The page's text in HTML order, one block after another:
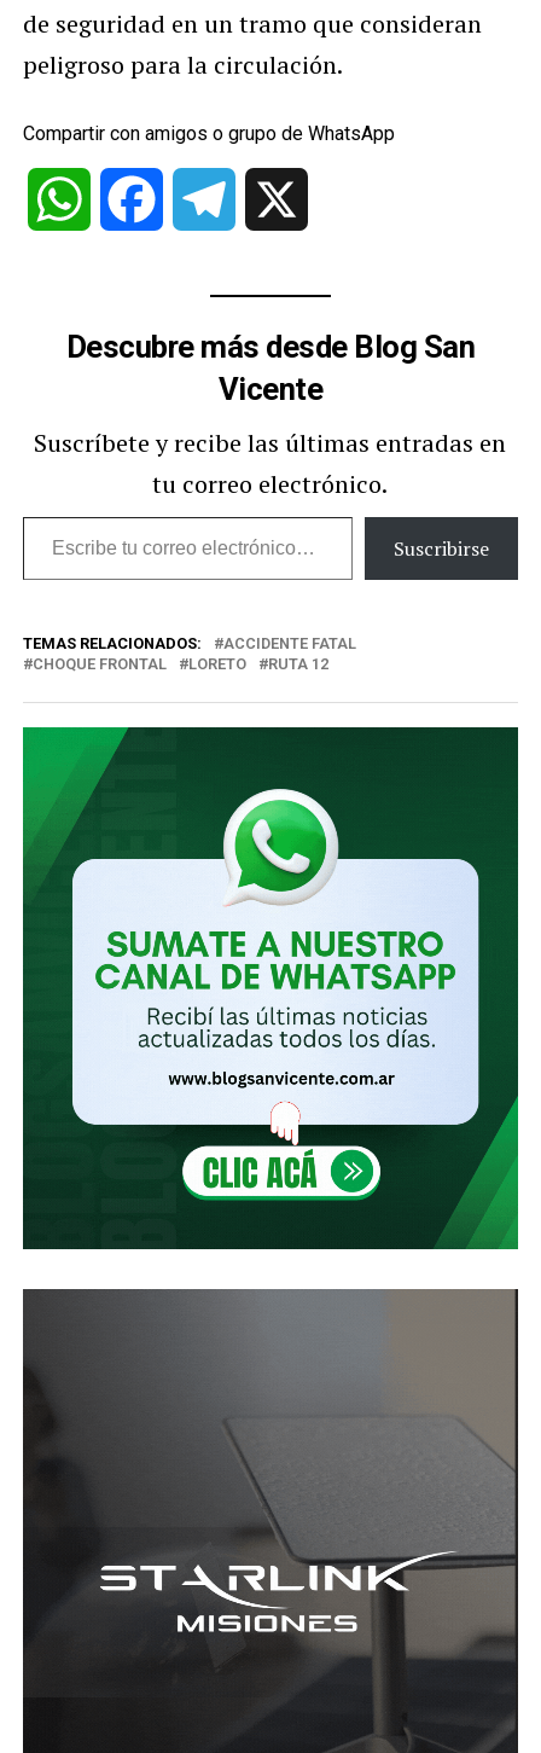
de seguridad en un tramo que consideran
peligroso para la circulación.
Compartir con amigos o grupo de WhatsApp
WhatsApp Facebook Telegram
Descubre más desde Blog San
Vicente
Suscríbete y recibe las últimas entradas en
tu correo electrónico.
Escribe
tu
electrónico…
Suscribirse
TEMAS RELACIONADOS:
ACCIDENTE FATAL
CHOQUE FRONTAL
LORETO RUTA 12